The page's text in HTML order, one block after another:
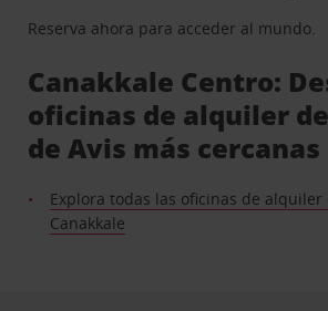
Reserva ahora para acceder al mundo.
Canakkale Centro:
oficinas de alquiler
de Avis más cercanas
Explora todas las oficinas de alquiler
Canakkale